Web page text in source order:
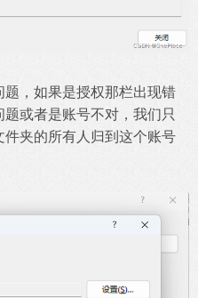
，如果是授权那栏出现错
或者是账号不对，我们只
夹的所有人归到这个账号